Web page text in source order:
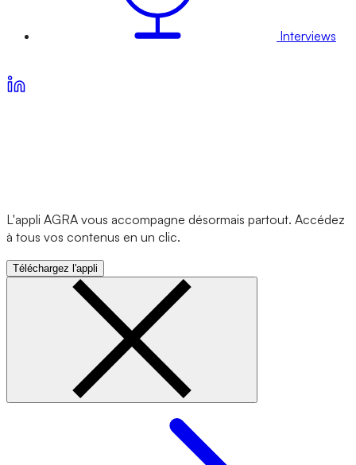
Interviews
L'appli AGRA vous accompagne désormais partout. Accédez
à tous vos contenus en un clic.
Téléchargez l'appli